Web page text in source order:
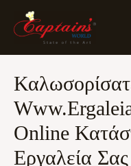
Online
Εργαλεία Σας
Navigation